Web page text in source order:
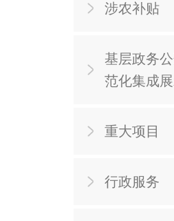
涉农补贴
基层政务
范化集成
重大项目
行政服务